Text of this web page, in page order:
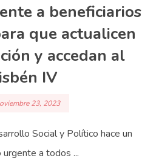
a beneficiarios
que actualicen
y accedan al
IV
23, 2023
Social y Político hace un
urgente a todos ...